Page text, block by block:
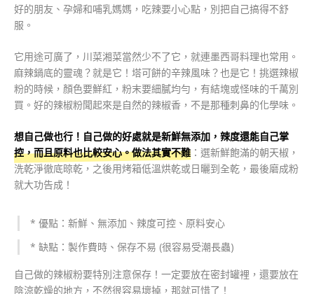
好的朋友、孕婦和哺乳媽媽，吃辣要小心點，別把自己搞得不舒
服。
它用途可廣了，川菜湘菜當然少不了它，就連墨西哥料理也常用。
麻辣鍋底的靈魂？就是它！塔可餅的辛辣風味？也是它！挑選辣椒
粉的時候，顏色要鮮紅，粉末要細膩均勻，有結塊或怪味的千萬別
買。好的辣椒粉聞起來是自然的辣椒香，不是那種刺鼻的化學味。
想自己做也行！自己做的好處就是新鮮無添加，辣度還能自己掌
控，而且原料也比較安心。做法其實不難 ：選新鮮飽滿的朝天椒，
洗乾淨徹底晾乾，之後用烤箱低溫烘乾或日曬到全乾，最後磨成粉
就大功告成！
* 優點：新鮮、無添加、辣度可控、原料安心
* 缺點：製作費時、保存不易 (很容易受潮長蟲)
自己做的辣椒粉要特別注意保存！一定要放在密封罐裡，還要放在
陰涼乾燥的地方，不然很容易壞掉，那就可惜了！